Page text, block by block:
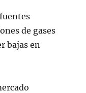
de gases
bajas en